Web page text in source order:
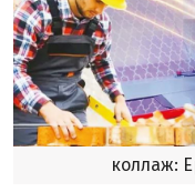
коллаж: